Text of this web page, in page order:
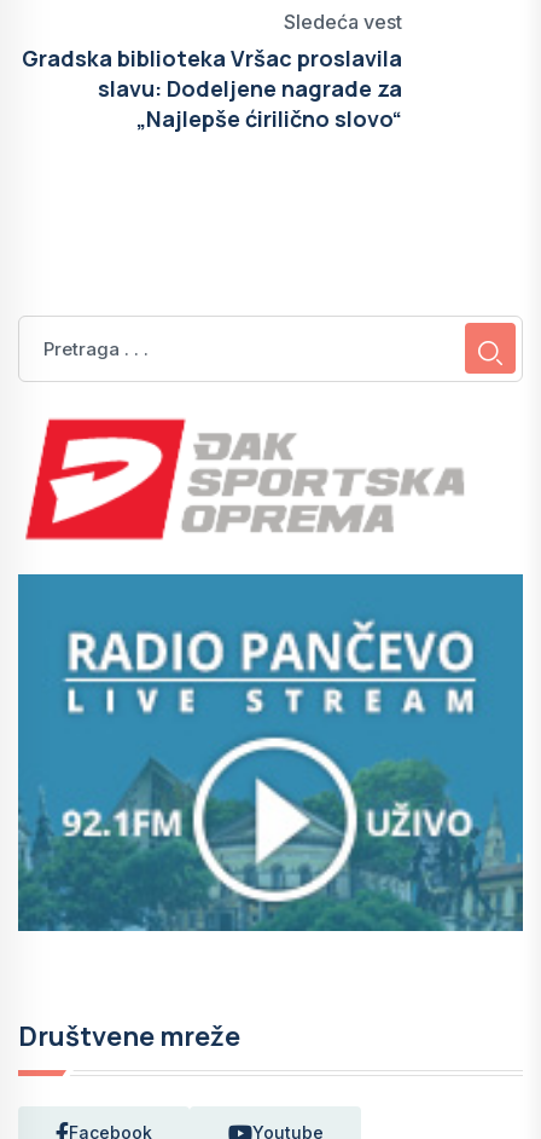
Sledeća vest
Gradska biblioteka Vršac proslavila
slavu: Dodeljene nagrade za
„Najlepše ćirilično slovo“
Društvene mreže
Facebook Youtube